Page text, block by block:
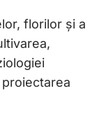
florilor și a